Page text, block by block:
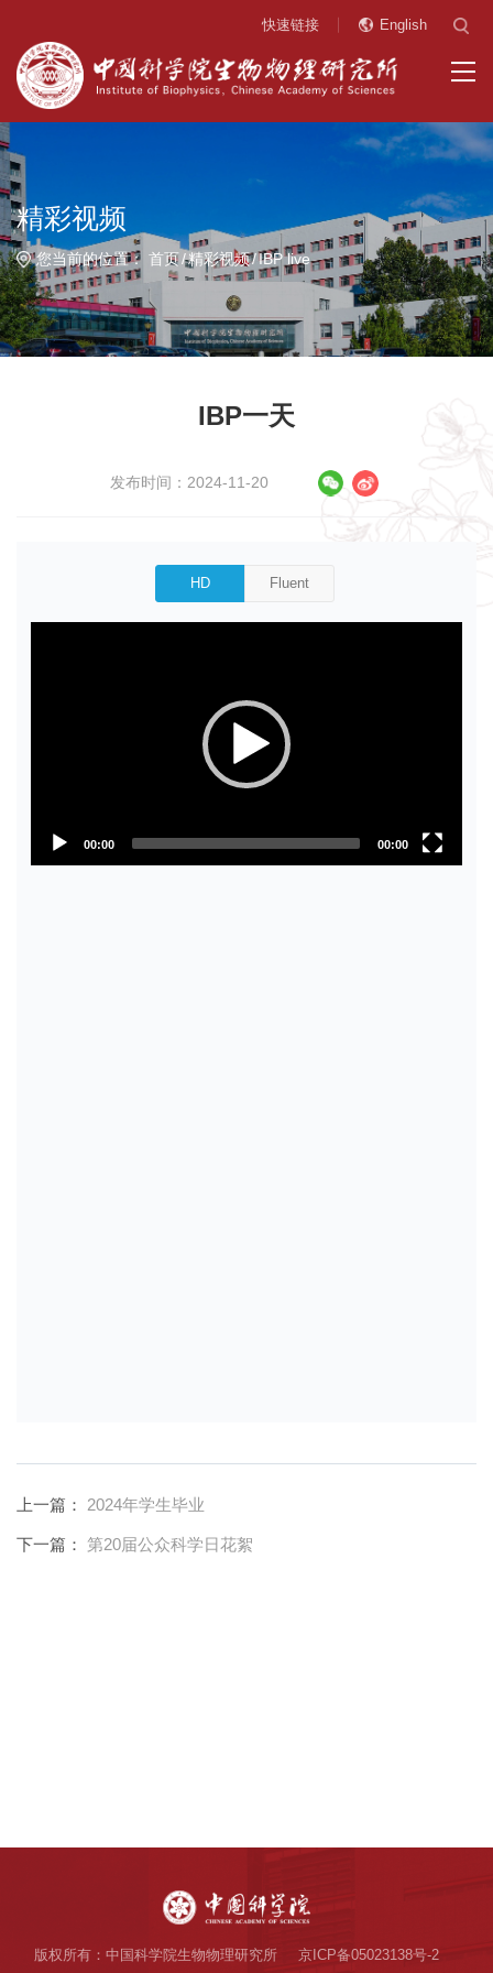
快速链接 English
精彩视频
您当前的位置：首页 精彩视频 IBP live
IBP一天
发布时间：2024-11-20
上一篇： 2024年学生毕业
下一篇： 第20届公众科学日花絮
版权所有：中国科学院生物物理研究所
京ICP备05023138号-2